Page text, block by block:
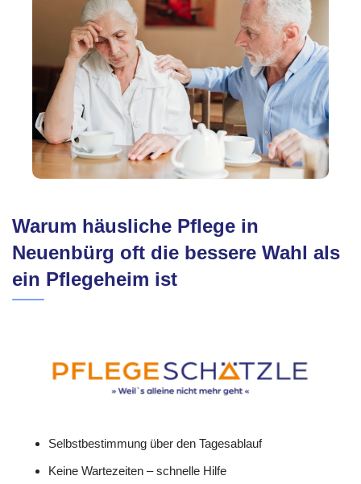
Warum häusliche Pflege in
Neuenbürg oft die bessere Wahl als
ein Pflegeheim ist
Selbstbestimmung über den Tagesablauf
Keine Wartezeiten – schnelle Hilfe